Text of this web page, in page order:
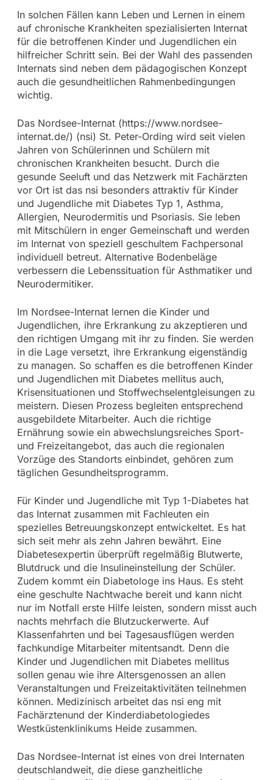
In solchen Fällen kann Leben und Lernen in einem
auf chronische Krankheiten spezialisierten Internat
für die betroffenen Kinder und Jugendlichen ein
hilfreicher Schritt sein. Bei der Wahl des passenden
Internats sind neben dem pädagogischen Konzept
auch die gesundheitlichen Rahmenbedingungen
wichtig.
Das Nordsee-Internat (https://www.nordsee-
internat.de/) (nsi) St. Peter-Ording wird seit vielen
Jahren von Schülerinnen und Schülern mit
chronischen Krankheiten besucht. Durch die
gesunde Seeluft und das Netzwerk mit Fachärzten
vor Ort ist das nsi besonders attraktiv für Kinder
und Jugendliche mit Diabetes Typ 1, Asthma,
Allergien, Neurodermitis und Psoriasis. Sie leben
mit Mitschülern in enger Gemeinschaft und werden
im Internat von speziell geschultem Fachpersonal
individuell betreut. Alternative Bodenbeläge
verbessern die Lebenssituation für Asthmatiker und
Neurodermitiker.
Im Nordsee-Internat lernen die Kinder und
Jugendlichen, ihre Erkrankung zu akzeptieren und
den richtigen Umgang mit ihr zu finden. Sie werden
in die Lage versetzt, ihre Erkrankung eigenständig
zu managen. So schaffen es die betroffenen Kinder
und Jugendlichen mit Diabetes mellitus auch,
Krisensituationen und Stoffwechselentgleisungen zu
meistern. Diesen Prozess begleiten entsprechend
ausgebildete Mitarbeiter. Auch die richtige
Ernährung sowie ein abwechslungsreiches Sport-
und Freizeitangebot, das auch die regionalen
Vorzüge des Standorts einbindet, gehören zum
täglichen Gesundheitsprogramm.
Für Kinder und Jugendliche mit Typ 1-Diabetes hat
das Internat zusammen mit Fachleuten ein
spezielles Betreuungskonzept entwickeltet. Es hat
sich seit mehr als zehn Jahren bewährt. Eine
Diabetesexpertin überprüft regelmäßig Blutwerte,
Blutdruck und die Insulineinstellung der Schüler.
Zudem kommt ein Diabetologe ins Haus. Es steht
eine geschulte Nachtwache bereit und kann nicht
nur im Notfall erste Hilfe leisten, sondern misst auch
nachts mehrfach die Blutzuckerwerte. Auf
Klassenfahrten und bei Tagesausflügen werden
fachkundige Mitarbeiter mitentsandt. Denn die
Kinder und Jugendlichen mit Diabetes mellitus
sollen genau wie ihre Altersgenossen an allen
Veranstaltungen und Freizeitaktivitäten teilnehmen
können. Medizinisch arbeitet das nsi eng mit
Fachärztenund der Kinderdiabetologiedes
Westküstenklinikums Heide zusammen.
Das Nordsee-Internat ist eines von drei Internaten
deutschlandweit, die diese ganzheitliche